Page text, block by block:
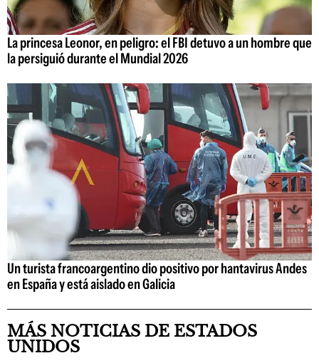
La princesa Leonor, en peligro: el FBI detuvo a un hombre que
la persiguió durante el Mundial 2026
Un turista francoargentino dio positivo por hantavirus Andes
en España y está aislado en Galicia
MÁS NOTICIAS DE ESTADOS
UNIDOS